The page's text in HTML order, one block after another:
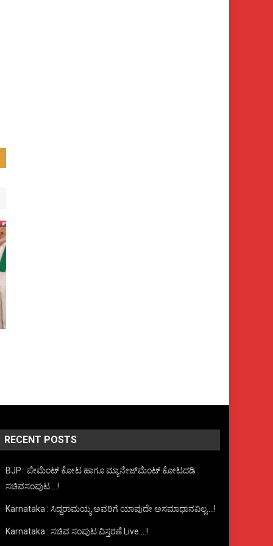
RECENT POSTS
BJP : ಪೇಮೆಂಟ್ ಕೋಟ ಹಾಗೂ ಮ್ಯಾನೇಜ್‍ಮೆಂಟ್ ಕೋಟದಡಿ
ಸಚಿವಸಂಪುಟ….!
Karnataka : ಸಿದ್ದರಾಮಯ್ಯ ಅವರಿಗೆ ಯಾವುದೇ ಅಸಮಾಧಾನವಿಲ್ಲ….!
Karnataka : ಸಚಿವ ಸಂಪುಟ ವಿಸ್ತರಣೆ Live….!